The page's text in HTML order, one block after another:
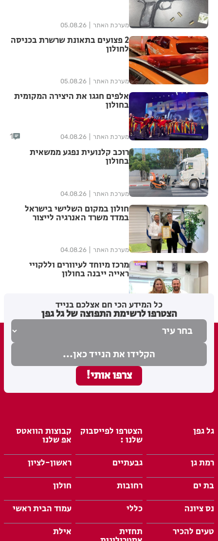
מערכת האתר 05.08.26
2 פצועים בתאונת שרשרת בכניסה
לחולון
מערכת האתר 05.08.26
אלפים חגגו את היצירה המקומית
בחולון
מערכת האתר 04.08.26
1
רוכב קלנועית נפגע ממשאית
בחולון
מערכת האתר 04.08.26
חולון במקום השלישי בישראל
במדד משרד האנרגיה לייצור
מערכת האתר 04.08.26
מרכז מיוחד לעיוורים וללקויי
ראייה ייבנה בחולון
מערכת האתר 03.08.26
כל המידע הכי חם אצלכם בנייד
הצטרפו לרשימת התפוצה של גל גפן
גל גפן הצטרפו לפייסבוק
שלנו :
קבוצות הוואטס
אפ שלנו
רמת גן
גבעתיים
ראשון-לציון
בת ים
רחובות
חולון
נס ציונה
כללי
עמוד הבית ראשי
טעים להכיר
תחזית אילת